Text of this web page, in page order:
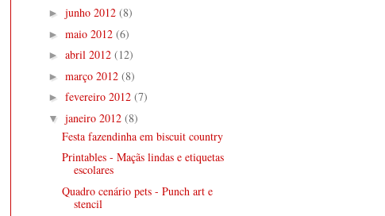
► junho 2012 (8)
► maio 2012 (6)
► abril 2012 (12)
► março 2012 (8)
► fevereiro 2012 (7)
▼ janeiro 2012 (8)
Festa fazendinha em biscuit country
Printables - Maçãs lindas e etiquetas
escolares
Quadro cenário pets - Punch art e
stencil